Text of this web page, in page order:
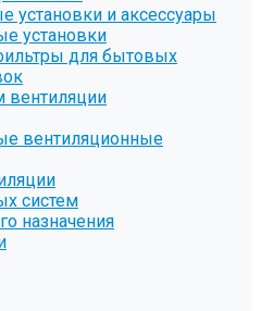
установки и аксессуары
установки
для бытовых
вентиляции
вентиляционные
систем
назначения